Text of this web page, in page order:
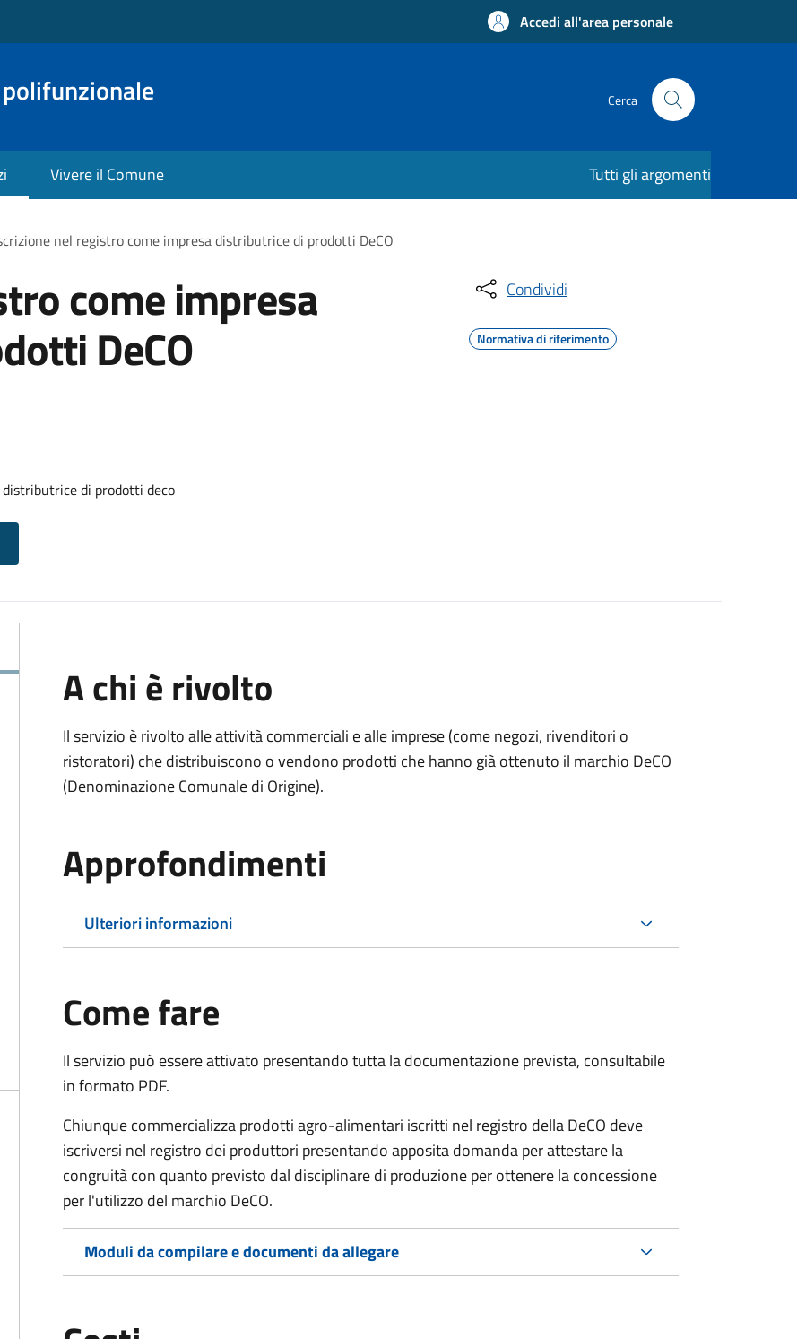
Accedi all'area personale
Cerca
Vivere il Comune Tutti gli argomenti
nel registro come impresa distributrice di prodotti DeCO
come impresa
DeCO
di prodotti deco
Condividi
Normativa di riferimento
A chi è rivolto
Il servizio è rivolto alle attività commerciali e alle imprese (come negozi, rivenditori o
ristoratori) che distribuiscono o vendono prodotti che hanno già ottenuto il marchio DeCO
(Denominazione Comunale di Origine).
Approfondimenti
Ulteriori informazioni
Come fare
Il servizio può essere attivato presentando tutta la documentazione prevista, consultabile
in formato PDF.
Chiunque commercializza prodotti agro-alimentari iscritti nel registro della DeCO deve
iscriversi nel registro dei produttori presentando apposita domanda per attestare la
congruità con quanto previsto dal disciplinare di produzione per ottenere la concessione
per l'utilizzo del marchio DeCO.
Moduli da compilare e documenti da allegare